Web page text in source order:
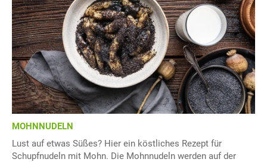
MOHNNUDELN
Lust auf etwas Süßes? Hier ein köstliches Rezept für
Schupfnudeln mit Mohn. Die Mohnnudeln werden auf der